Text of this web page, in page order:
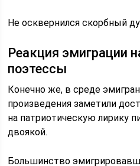
Не осквернился скорбный
Реакция эмиграции
поэтессы
Конечно же, в среде
произведения заметили
на патриотическую лирику
двоякой.
Большинство